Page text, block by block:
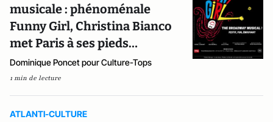
musicale : phénoménale
Funny Girl, Christina Bianco
met Paris à ses pieds…
Dominique Poncet pour Culture-Tops
1 min de lecture
ATLANTI-CULTURE